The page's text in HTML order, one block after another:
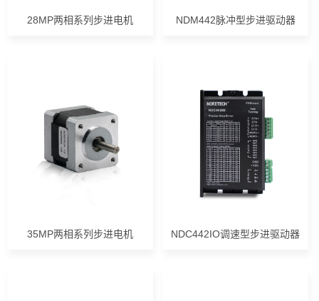
28MP两相系列步进电机 NDM442脉冲型步进驱动器
35MP两相系列步进电机 NDC442IO调速型步进驱动器